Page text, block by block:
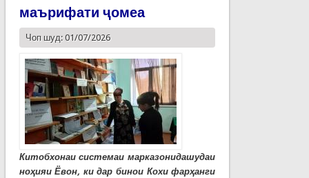
маърифати ҷомеа
Чоп шуд: 01/07/2026
Китобхонаи системаи марказонидашудаи
ноҳияи Ёвон, ки дар бинои Кохи фарҳанги